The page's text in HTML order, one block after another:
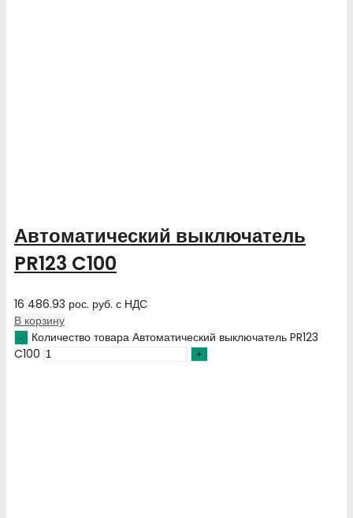
Автоматический выключатель
PR123 C100
16 486.93 рос. руб. с НДС
В корзину
Количество товара Автоматический выключатель PR123
C100